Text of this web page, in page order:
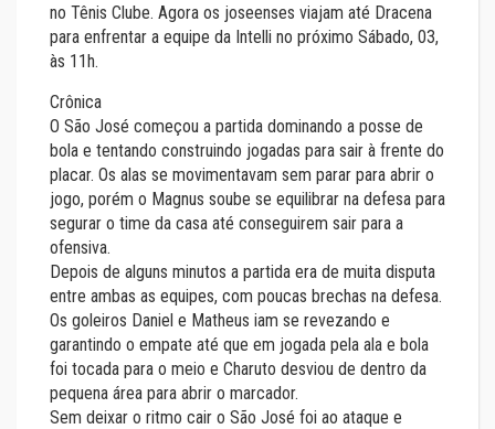
no Tênis Clube. Agora os joseenses viajam até Dracena
para enfrentar a equipe da Intelli no próximo Sábado, 03,
às 11h.
Crônica
O São José começou a partida dominando a posse de
bola e tentando construindo jogadas para sair à frente do
placar. Os alas se movimentavam sem parar para abrir o
jogo, porém o Magnus soube se equilibrar na defesa para
segurar o time da casa até conseguirem sair para a
ofensiva.
Depois de alguns minutos a partida era de muita disputa
entre ambas as equipes, com poucas brechas na defesa.
Os goleiros Daniel e Matheus iam se revezando e
garantindo o empate até que em jogada pela ala e bola
foi tocada para o meio e Charuto desviou de dentro da
pequena área para abrir o marcador.
Sem deixar o ritmo cair o São José foi ao ataque e